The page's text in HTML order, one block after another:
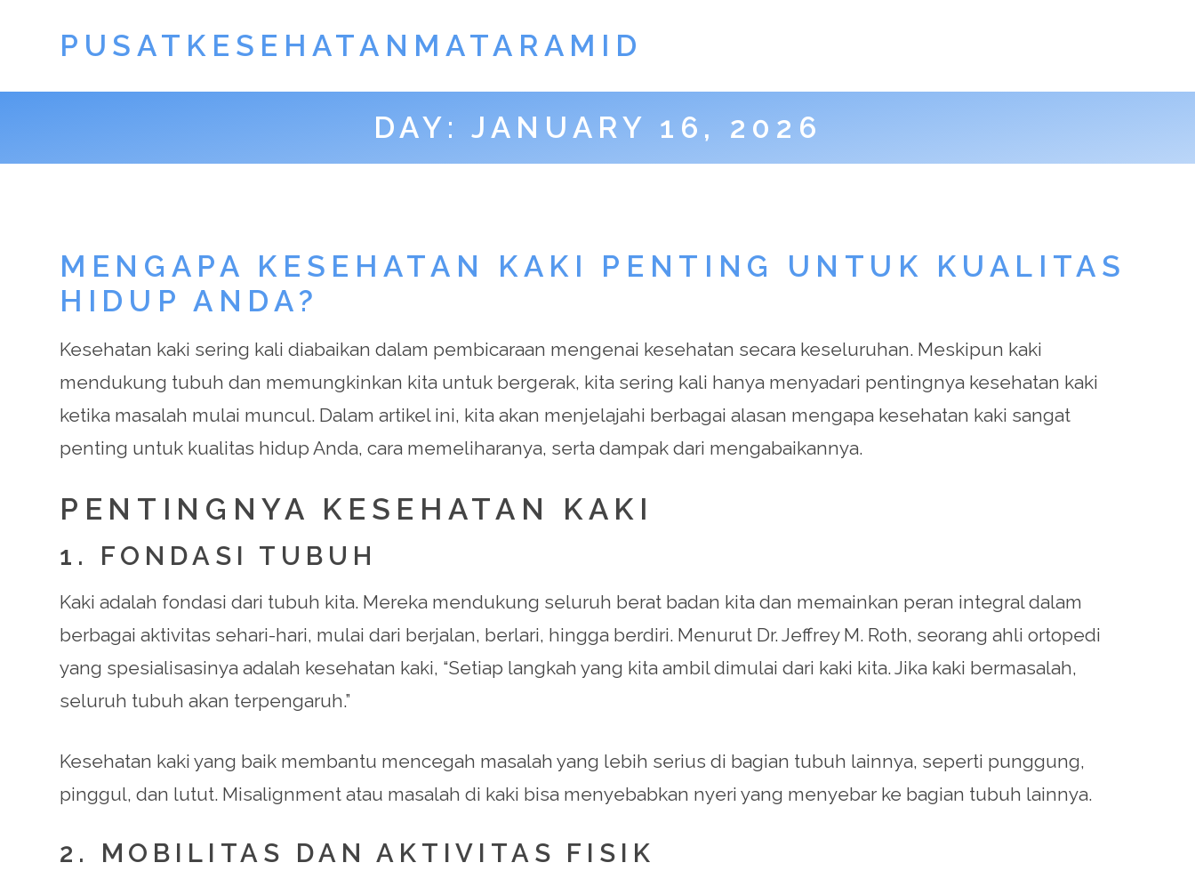
PUSATKESEHATANMATARAMID
DAY: JANUARY 16, 2026
MENGAPA KESEHATAN KAKI PENTING UNTUK KUALITAS
HIDUP ANDA?
Kesehatan kaki sering kali diabaikan dalam pembicaraan mengenai kesehatan secara keseluruhan. Meskipun kaki
mendukung tubuh dan memungkinkan kita untuk bergerak, kita sering kali hanya menyadari pentingnya kesehatan kaki
ketika masalah mulai muncul. Dalam artikel ini, kita akan menjelajahi berbagai alasan mengapa kesehatan kaki sangat
penting untuk kualitas hidup Anda, cara memeliharanya, serta dampak dari mengabaikannya.
PENTINGNYA KESEHATAN KAKI
1. FONDASI TUBUH
Kaki adalah fondasi dari tubuh kita. Mereka mendukung seluruh berat badan kita dan memainkan peran integral dalam
berbagai aktivitas sehari-hari, mulai dari berjalan, berlari, hingga berdiri. Menurut Dr. Jeffrey M. Roth, seorang ahli ortopedi
yang spesialisasinya adalah kesehatan kaki, “Setiap langkah yang kita ambil dimulai dari kaki kita. Jika kaki bermasalah,
seluruh tubuh akan terpengaruh.”
Kesehatan kaki yang baik membantu mencegah masalah yang lebih serius di bagian tubuh lainnya, seperti punggung,
pinggul, dan lutut. Misalignment atau masalah di kaki bisa menyebabkan nyeri yang menyebar ke bagian tubuh lainnya.
2. MOBILITAS DAN AKTIVITAS FISIK